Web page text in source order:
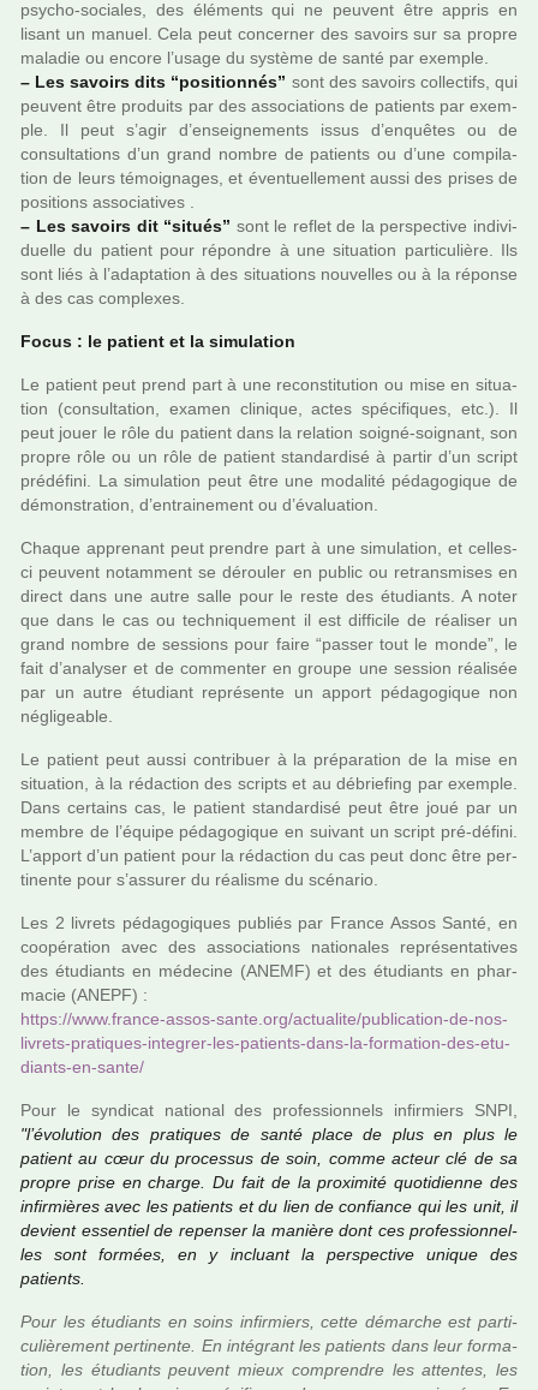
psycho-socia­les, des éléments qui ne peu­vent être appris en
lisant un manuel. Cela peut concer­ner des savoirs sur sa propre
mala­die ou encore l’usage du sys­tème de santé par exem­ple.
– Les savoirs dits “posi­tion­nés” sont des savoirs col­lec­tifs, qui
peu­vent être pro­duits par des asso­cia­tions de patients par exem­
ple. Il peut s’agir d’ensei­gne­ments issus d’enquê­tes ou de
consul­ta­tions d’un grand nombre de patients ou d’une com­pi­la­
tion de leurs témoi­gna­ges, et éventuellement aussi des prises de
posi­tions asso­cia­ti­ves .
– Les savoirs dit “situés” sont le reflet de la pers­pec­tive indi­vi­
duelle du patient pour répon­dre à une situa­tion par­ti­cu­lière. Ils
sont liés à l’adap­ta­tion à des situa­tions nou­vel­les ou à la réponse
à des cas com­plexes.
Focus : le patient et la simu­la­tion
Le patient peut prend part à une recons­ti­tu­tion ou mise en situa­
tion (consul­ta­tion, examen cli­ni­que, actes spé­ci­fi­ques, etc.). Il
peut jouer le rôle du patient dans la rela­tion soigné-soi­gnant, son
propre rôle ou un rôle de patient stan­dar­disé à partir d’un script
pré­dé­fini. La simu­la­tion peut être une moda­lité péda­go­gi­que de
démons­tra­tion, d’entrai­ne­ment ou d’évaluation.
Chaque appre­nant peut pren­dre part à une simu­la­tion, et celles-
ci peu­vent notam­ment se dérou­ler en public ou retrans­mi­ses en
direct dans une autre salle pour le reste des étudiants. A noter
que dans le cas ou tech­ni­que­ment il est dif­fi­cile de réa­li­ser un
grand nombre de ses­sions pour faire “passer tout le monde”, le
fait d’ana­ly­ser et de com­men­ter en groupe une ses­sion réa­li­sée
par un autre étudiant repré­sente un apport péda­go­gi­que non
négli­gea­ble.
Le patient peut aussi contri­buer à la pré­pa­ra­tion de la mise en
situa­tion, à la rédac­tion des scripts et au débrie­fing par exem­ple.
Dans cer­tains cas, le patient stan­dar­disé peut être joué par un
membre de l’équipe péda­go­gi­que en sui­vant un script pré-défini.
L’apport d’un patient pour la rédac­tion du cas peut donc être per­
ti­nente pour s’assu­rer du réa­lisme du scé­na­rio.
Les 2 livrets péda­go­gi­ques publiés par France Assos Santé, en
coo­pé­ra­tion avec des asso­cia­tions natio­na­les repré­sen­ta­ti­ves
des étudiants en méde­cine (ANEMF) et des étudiants en phar­
ma­cie (ANEPF) :
https://www.france-assos-sante.org/actua­lite/publi­ca­tion-de-nos-
livrets-pra­ti­ques-inte­grer-les-patients-dans-la-for­ma­tion-des-etu­
diants-en-sante/
Pour le syn­di­cat natio­nal des pro­fes­sion­nels infir­miers SNPI,
"l’évolution des pra­ti­ques de santé place de plus en plus le
patient au cœur du pro­ces­sus de soin, comme acteur clé de sa
propre prise en charge. Du fait de la proxi­mité quo­ti­dienne des
infir­miè­res avec les patients et du lien de confiance qui les unit, il
devient essen­tiel de repen­ser la manière dont ces pro­fes­sion­nel­
les sont for­mées, en y incluant la pers­pec­tive unique des
patients.
Pour les étudiants en soins infir­miers, cette démar­che est par­ti­
cu­liè­re­ment per­ti­nente. En inté­grant les patients dans leur for­ma­
tion, les étudiants peu­vent mieux com­pren­dre les atten­tes, les